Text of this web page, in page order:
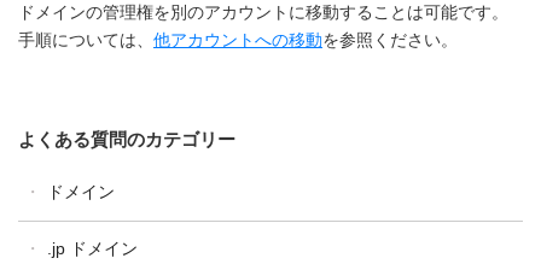
ドメインの管理権を別のアカウントに移動することは可能です。
手順については、 他アカウントへの移動を参照ください。
よくある質問のカテゴリー
ドメイン
.jp ドメイン